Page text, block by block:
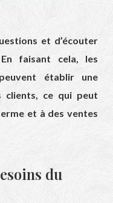
et d’écouter
faisant cela, les
établir une
clients, ce qui peut
et à des ventes
du